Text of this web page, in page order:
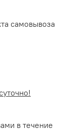
самовывоза
в течение